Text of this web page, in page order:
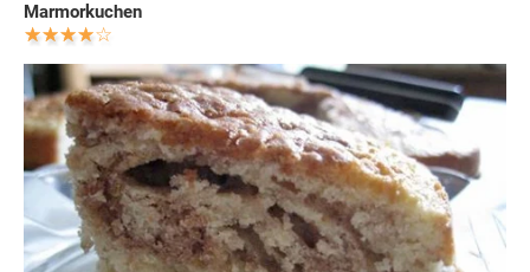
Marmorkuchen